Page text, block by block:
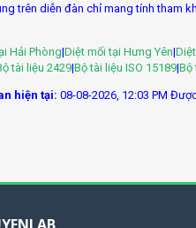
trên diễn đàn chỉ mang tính tham
Hải Phòng|Diệt mối tại Hưng Yên|
tài liệu 2429|Bộ tài liệu ISO 15189|Bộ
hiện tại: 08-08-2026, 12:03 PM